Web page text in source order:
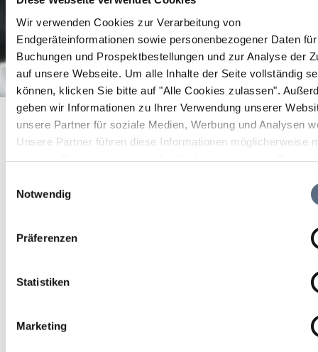
Wir verwenden Cookies zur Verarbeitung von
Endgeräteinformationen sowie personenbezogener Daten
Buchungen und Prospektbestellungen und zur Analyse der
auf unsere Webseite. Um alle Inhalte der Seite vollständig
können, klicken Sie bitte auf "Alle Cookies zulassen".
geben wir Informationen zu Ihrer Verwendung unserer
unsere Partner für soziale Medien, Werbung und Analysen
Unsere Partner führen diese Informationen möglicherweise
Notwendig
Präferenzen
Statistiken
Marketing
Startseite Outdoor Dahoam
Outdoor Dahoam